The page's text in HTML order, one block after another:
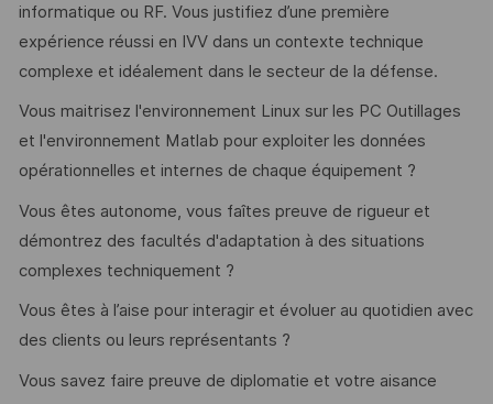
informatique ou RF. Vous justifiez d’une première
expérience réussi en IVV dans un contexte technique
complexe et idéalement dans le secteur de la défense.
Vous maitrisez l'environnement Linux sur les PC Outillages
et l'environnement Matlab pour exploiter les données
opérationnelles et internes de chaque équipement ?
Vous êtes autonome, vous faîtes preuve de rigueur et
démontrez des facultés d'adaptation à des situations
complexes techniquement ?
Vous êtes à l’aise pour interagir et évoluer au quotidien avec
des clients ou leurs représentants ?
Vous savez faire preuve de diplomatie et votre aisance